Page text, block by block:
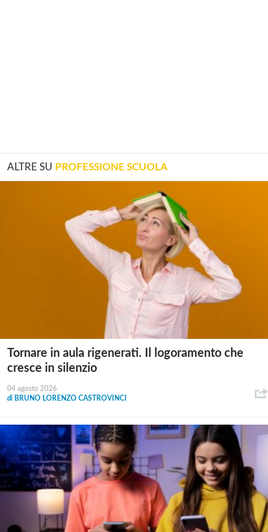
ALTRE SU PROFESSIONE SCUOLA
Tornare in aula rigenerati. Il logoramento che
cresce in silenzio
04 agosto 2026
di BRUNO LORENZO CASTROVINCI